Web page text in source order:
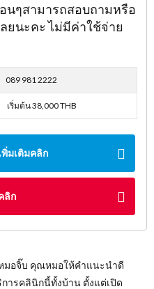
นๆสามารถสอบถามหรือ
นะคะ ไม่มีค่าใช้จ่าย
089 981 2222
เริ่มต้น 38,000 THB
พิ่มเติมคลิก
ลิก
มอจิ๊บ คุณหมอให้คำแนะนำดี
ารคลินิกนี้ทั้งบ้าน ตั้งแต่เปิด